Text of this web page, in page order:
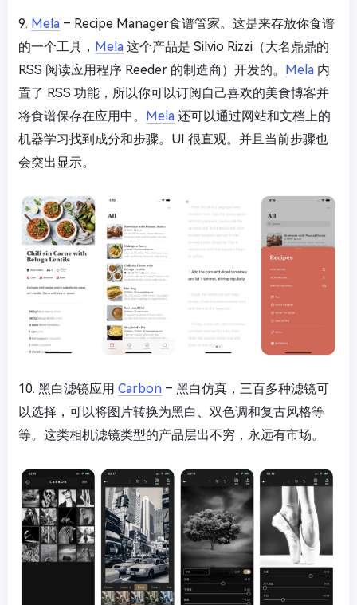
9. Mela – Recipe Manager食谱管家。这是来存放你食谱
的一个工具， Mela 这个产品是 Silvio Rizzi（大名鼎鼎的
RSS 阅读应用程序 Reeder 的制造商）开发的。 Mela 内
置了 RSS 功能，所以你可以订阅自己喜欢的美食博客并
将食谱保存在应用中。 Mela 还可以通过网站和文档上的
机器学习找到成分和步骤。UI 很直观。并且当前步骤也
会突出显示。
10. 黑白滤镜应用 Carbon – 黑白仿真，三百多种滤镜可
以选择，可以将图片转换为黑白、双色调和复古风格等
等。这类相机滤镜类型的产品层出不穷，永远有市场。